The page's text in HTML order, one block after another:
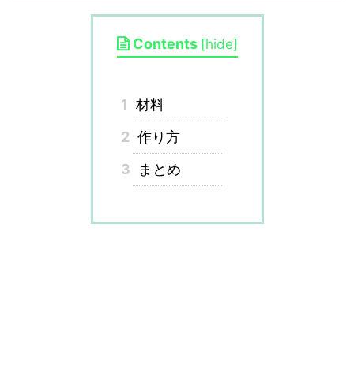
Contents [hide]
1 材料
2 作り方
3
まとめ